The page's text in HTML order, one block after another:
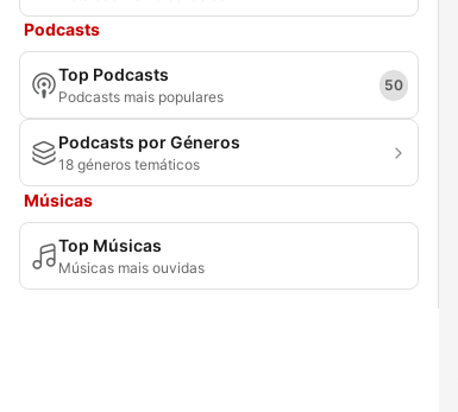
Podcasts
Top Podcasts
Podcasts mais populares
50
Podcasts por Géneros
18 géneros temáticos
Músicas
Top Músicas
Músicas mais ouvidas